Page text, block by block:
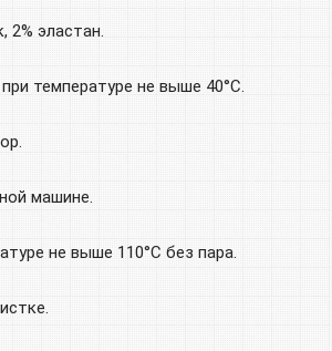
2% эластан.
температуре не выше 40°C.
машине.
не выше 110°C без пара.